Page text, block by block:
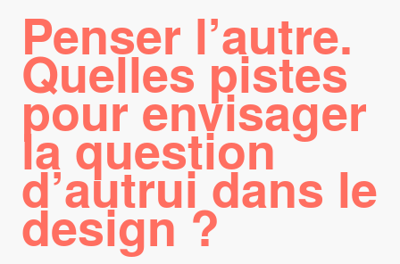
Penser l’autre.
Quelles pistes
pour envisager
la question
d’autrui dans le
design ?